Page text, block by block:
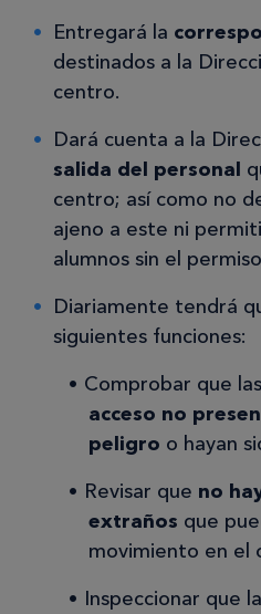
Entregará la
destinados a la
centro.
Dará cuenta a la
salida del personal
centro; así como no
ajeno a este ni
alumnos sin el
Diariamente tendrá
siguientes funciones:
Comprobar que las
acceso no
peligro o hayan
Revisar que no
extraños que
movimiento en el
Inspeccionar que la